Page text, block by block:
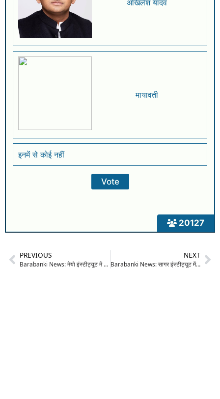
20127
अखिलेश यादव
मायावती
इनमें से कोई नहीं
PREVIOUS
Barabanki News: मेयो इंस्टीट्यूट में घटिया भोजन को लेकर बवाल, चीफ वार्डन ने इंटर्न डॉक्टर को लोहे की रॉड से पीटा; छात्रों के हंगामे के बाद हटाए गए
NEXT
Barabanki News: सागर इंस्टीट्यूट में दो दिवसीय इलेक्ट्रिकल सेफ्टी वर्कशॉप आयोजित, 450 से अधिक विद्युत कर्मियों ने लिया प्रशिक्षण